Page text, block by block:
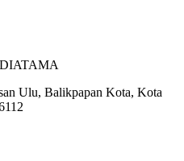
Ulu, Balikpapan Kota, Kota